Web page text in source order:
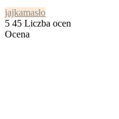
jajkamasło
5 45 Liczba ocen
Ocena